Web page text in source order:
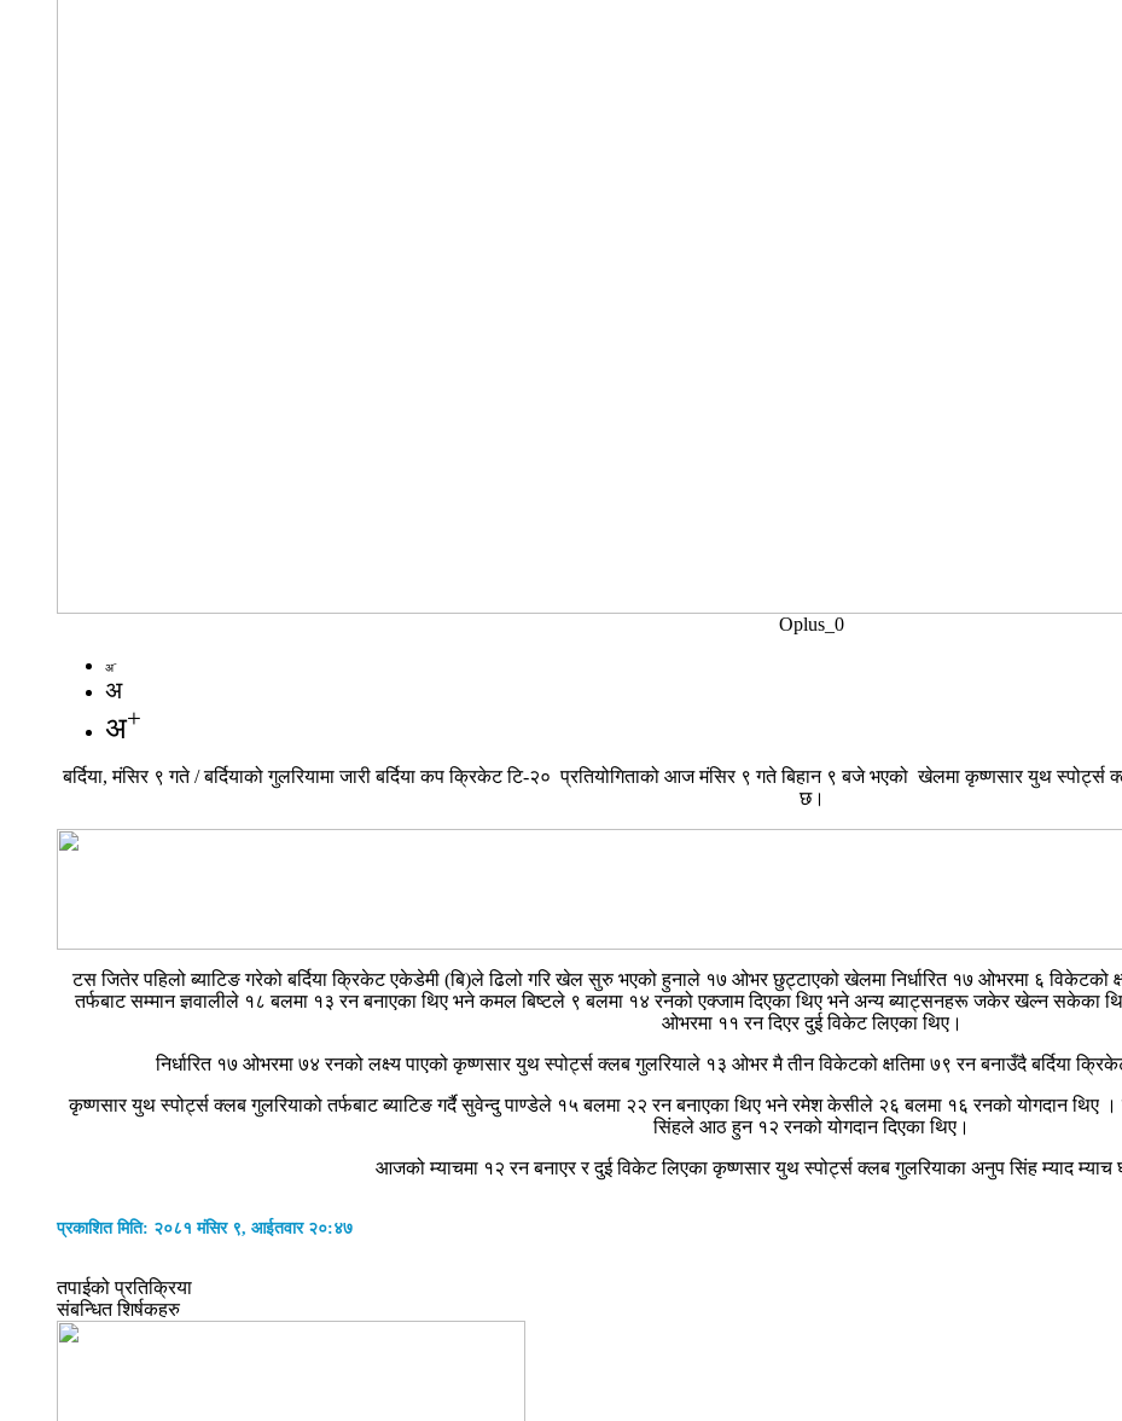
Oplus_0
अ-
अ
अ+
बर्दिया, मंसिर ९ गते / बर्दियाको गुलरियामा जारी बर्दिया कप क्रिकेट टि-२० प्रतियोगिताको आज मंसिर ९ गते बिहान ९ बजे भएको खेलमा कृष्णसार युथ
छ।
टस जितेर पहिलो ब्याटिङ गरेको बर्दिया क्रिकेट एकेडेमी (बि)ले ढिलो गरि खेल सुरु भएको हुनाले १७ ओभर छुट्टाएको खेलमा निर्धारित १७ ओभरमा ६ विकेटको
तर्फबाट सम्मान ज्ञवालीले १८ बलमा १३ रन बनाएका थिए भने कमल बिष्टले ९ बलमा १४ रनको एक्जाम दिएका थिए भने अन्य ब्याट्सनहरू जकेर खेल्न
ओभरमा ११ रन दिएर दुई विकेट लिएका थिए।
निर्धारित १७ ओभरमा ७४ रनको लक्ष्य पाएको कृष्णसार युथ स्पोर्ट्स क्लब गुलरियाले १३ ओभर मै तीन विकेटको क्षतिमा ७९ रन बनाउँदै बर्दिया
कृष्णसार युथ स्पोर्ट्स क्लब गुलरियाको तर्फबाट ब्याटिङ गर्दै सुवेन्दु पाण्डेले १५ बलमा २२ रन बनाएका थिए भने रमेश केसीले २६ बलमा १६ रनको योगदान
सिंहले आठ हुन १२ रनको योगदान दिएका थिए।
आजको म्याचमा १२ रन बनाएर र दुई विकेट लिएका कृष्णसार युथ स्पोर्ट्स क्लब गुलरियाका अनुप सिंह म्याद म्याच
प्रकाशित मिति: २०८१ मंसिर ९, आईतवार २०:४७
तपाईको प्रतिक्रिया
संबन्धित शिर्षकहरु